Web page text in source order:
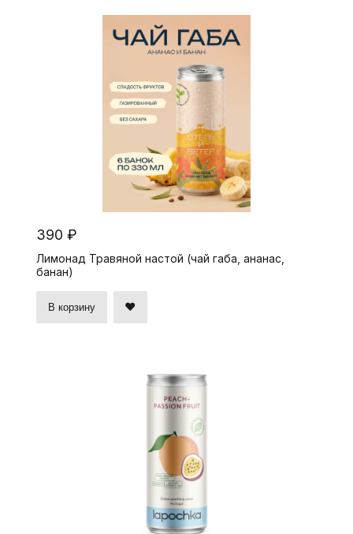
390 ₽
Лимонад Травяной настой (чай габа, ананас,
банан)
В корзину